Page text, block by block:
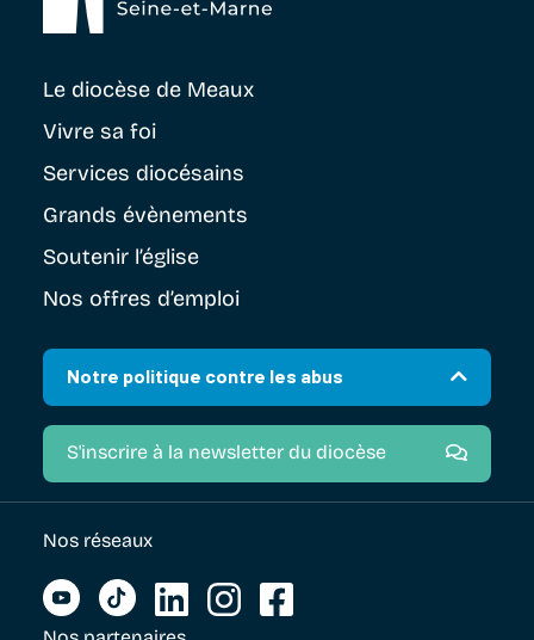
Le diocèse de Meaux
Vivre sa foi
Services diocésains
Grands évènements
Soutenir l’église
Nos offres d’emploi
Notre politique contre les abus
S'inscrire à la newsletter du diocèse
Nos réseaux